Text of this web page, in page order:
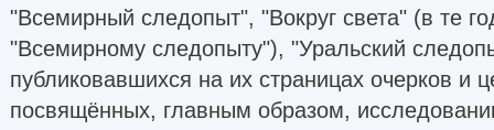
"Всемирный следопыт", "Вокруг света" (в те
"Всемирному следопыту"), "Уральский
публиковавшихся на их страницах очерков и
посвящённых, главным образом,